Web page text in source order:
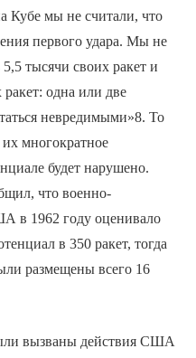
Кубе мы не считали, что
первого удара. Мы не
тысячи своих ракет и
одна или две
невредимыми»8. То
многократное
будет нарушено.
что военно-
в 1962 году оценивало
в 350 ракет, тогда
размещены всего 16
вызваны действия США